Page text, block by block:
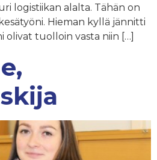
logistiikan alalta. Tähän on
Hieman kyllä jännitti
olivat tuolloin vasta niin […]